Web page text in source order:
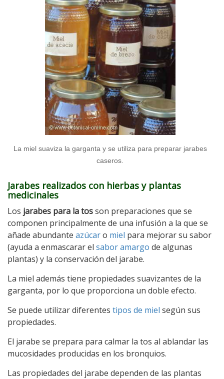
La miel suaviza la garganta y se utiliza para preparar jarabes
caseros.
Jarabes realizados con hierbas y plantas
medicinales
Los jarabes para la tosson preparaciones que se
componen principalmente de una infusión a la que se
añade abundante azúcaro miel para mejorar su sabor
(ayuda a enmascarar el sabor amargo de algunas
plantas) y la conservación del jarabe.
La miel además tiene propiedades suavizantes de la
garganta, por lo que proporciona un doble efecto.
Se puede utilizar diferentes tipos de miel según sus
propiedades.
El jarabe se prepara para calmar la tos al ablandar las
mucosidades producidas en los bronquios.
Las propiedades del jarabe dependen de las plantas